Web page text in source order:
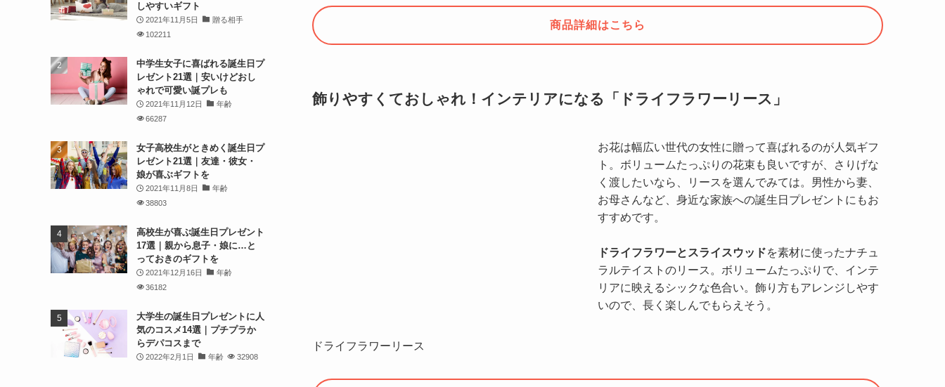
商品詳細はこちら
飾りやすくておしゃれ！インテリアになる「ドライフラワーリース」
お花は幅広い世代の女性に贈って喜ばれるのが人気ギフ
ト。ボリュームたっぷりの花束も良いですが、さりげな
く渡したいなら、リースを選んでみては。男性から妻、
お母さんなど、身近な家族への誕生日プレゼントにもお
すすめです。
ドライフラワーとスライスウッドを素材に使ったナチュ
ラルテイストのリース。ボリュームたっぷりで、インテ
リアに映えるシックな色合い。飾り方もアレンジしやす
いので、長く楽しんでもらえそう。
ドライフラワーリース
しやすいギフト
2021年11月5日
贈る相手
102211
中学生女子に喜ばれる誕生日プ
レゼント21選｜安いけどおし
ゃれで可愛い誕プレも
2021年11月12日
年齢
66287
女子高校生がときめく誕生日プ
レゼント21選｜友達・彼女・
娘が喜ぶギフトを
2021年11月8日
年齢
38803
高校生が喜ぶ誕生日プレゼント
17選｜親から息子・娘に…と
っておきのギフトを
2021年12月16日
年齢
36182
大学生の誕生日プレゼントに人
気のコスメ14選｜プチプラか
らデパコスまで
2022年2月1日 年齢 32908